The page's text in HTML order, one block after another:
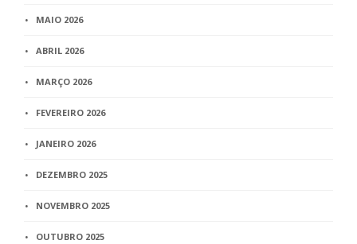
MAIO 2026
ABRIL 2026
MARÇO 2026
FEVEREIRO 2026
JANEIRO 2026
DEZEMBRO 2025
NOVEMBRO 2025
OUTUBRO 2025